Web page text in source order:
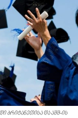
ბრიტანეთისა და აშშ-ის